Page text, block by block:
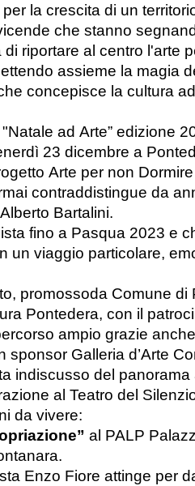
la crescita di un
che stanno
riportare al centro l'arte
assieme la magia
concepisce la cultura
ad Arte” edizione
23 dicembre a
Arte per non
contraddistingue da
Bartalini.
fino a Pasqua 2023 e
un viaggio particolare,
promossoda Comune di
Pontedera, con il
ampio grazie
sponsor Galleria d’Arte
indiscusso del panorama
al Teatro del
da vivere:
al PALP
Enzo Fiore attinge per